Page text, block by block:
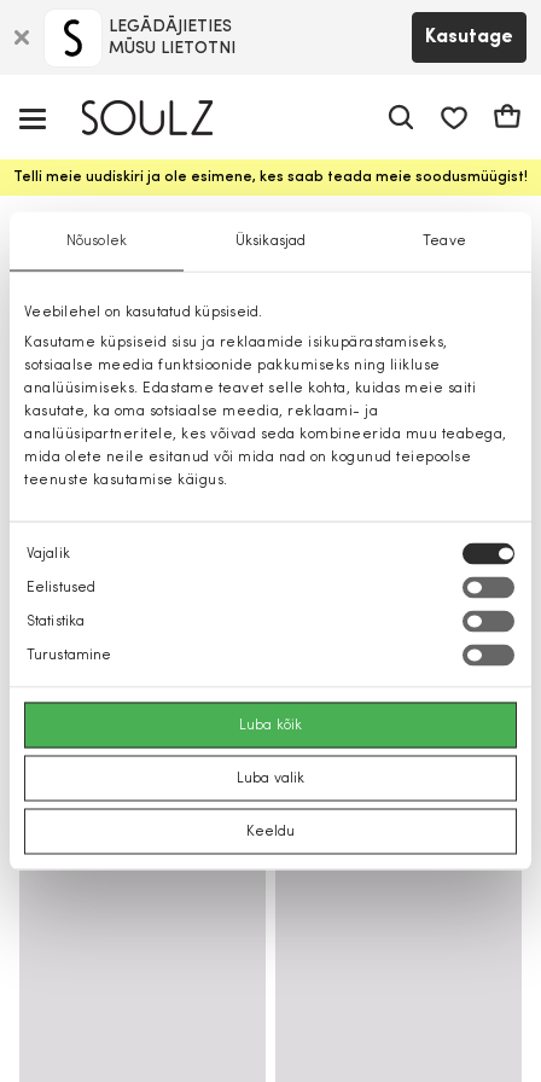
Nõusolek Üksikasjad Teave
Veebilehel on kasutatud küpsiseid.
Kasutame küpsiseid sisu ja reklaamide isikupärastamiseks,
sotsiaalse meedia funktsioonide pakkumiseks ning liikluse
analüüsimiseks. Edastame teavet selle kohta, kuidas meie saiti
kasutate, ka oma sotsiaalse meedia, reklaami- ja
analüüsipartneritele, kes võivad seda kombineerida muu teabega,
mida olete neile esitanud või mida nad on kogunud teiepoolse
teenuste kasutamise käigus.
Nõusoleku
valik
Vajalik
Eelistused
Statistika
Turustamine
Luba kõik
Luba valik
Keeldu
LEGĀDĀJIETIES
MŪSU LIETOTNI
Kasutage
Telli meie uudiskiri ja ole esimene, kes saab teada meie soodusmüügist!
Kleidid